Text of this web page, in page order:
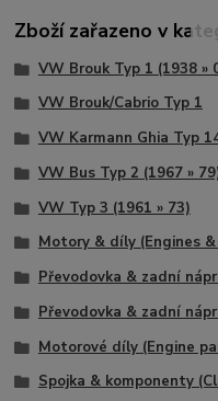
Zboží zařazeno v
VW Brouk Typ 1 (1938 »
VW Brouk/Cabrio Typ 1
VW Karmann Ghia Typ
VW Bus Typ 2 (1967 »
VW Typ 3 (1961 » 73)
Motory & díly (Engines
Převodovka & zadní
Převodovka & zadní
Motorové díly (Engine
Spojka & komponenty